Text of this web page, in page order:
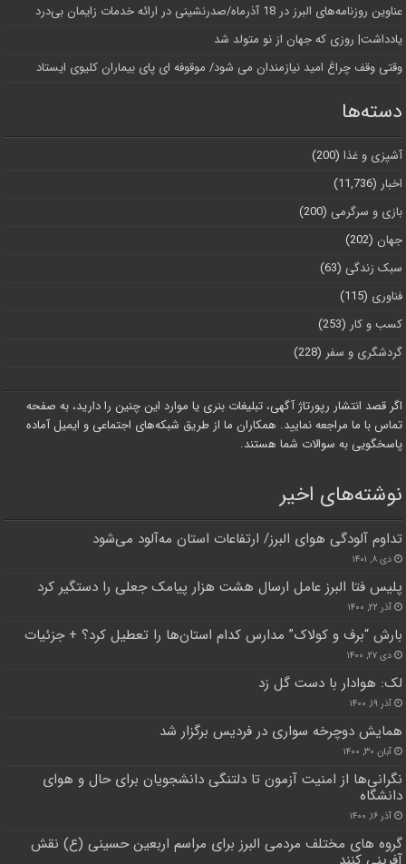
عناوین روزنامه‌های البرز در ‌18 آذرماه/صدرنشینی در ارائه خدمات زایمان بی‌درد
یادداشت| روزی که جهان از نو متولد شد
وقتی وقف چراغ امید نیازمندان می شود/ موقوفه ای پای بیماران کلیوی ایستاد
دسته‌ها
آشپزی و غذا (200)
اخبار (11,736)
بازی و سرگرمی (200)
جهان (202)
سبک زندگی (63)
فناوری (115)
کسب و کار (253)
گردشگری و سفر (228)
اگر قصد انتشار رپورتاژ آگهی، تبلیغات بنری یا موارد این چنین را دارید، به صفحه
تماس با ما مراجعه نمایید. همکاران ما از طریق شبکه‌های اجتماعی و ایمیل آماده
پاسخگویی به سوالات شما هستند.
نوشته‌های اخیر
تداوم آلودگی هوای البرز/ ارتفاعات استان مه‌آلود می‌شود
دی ۸, ۱۴۰۱
پلیس فتا البرز عامل ارسال هشت هزار پیامک جعلی را دستگیر کرد
آذر ۲۲, ۱۴۰۰
بارش “برف و کولاک” مدارس کدام استان‌ها را تعطیل کرد؟ + جزئیات
دی ۲۷, ۱۴۰۰
لک: هوادار با دست گل زد
آذر ۱۹, ۱۴۰۰
همایش دوچرخه سواری در فردیس برگزار شد
آبان ۳۰, ۱۴۰۰
نگرانی‌ها از امنیت آزمون تا دلتنگی دانشجویان برای حال و هوای
دانشگاه
آذر ۱۶, ۱۴۰۰
گروه های مختلف مردمی البرز برای مراسم اربعین حسینی (ع) نقش